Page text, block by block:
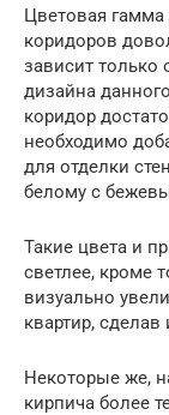
Цветовая
коридоров
зависит только
дизайна
коридор
необходимо
для отделки
белому с
Такие цвета и
светлее, кроме
визуально
квартир,
Некоторые же,
кирпича более